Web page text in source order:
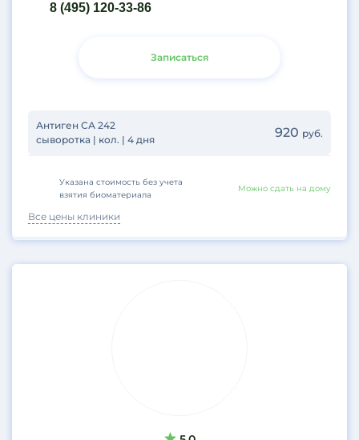
8 (495) 120-33-86
Записаться
Антиген СА 242
сыворотка | кол. | 4 дня
920 руб.
Все цены клиники
Указана стоимость без учета
взятия биоматериала
Можно сдать на дому